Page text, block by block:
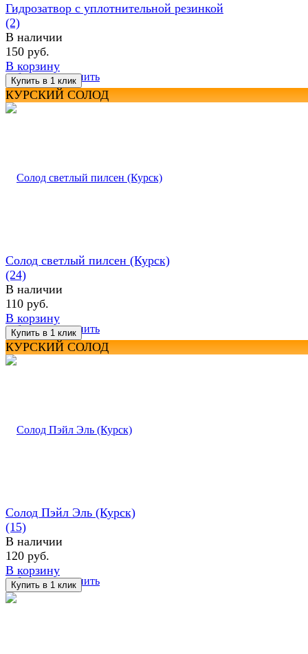
избранное сравнить
Гидрозатвор с уплотнительной резинкой
(2)
В наличии
150 руб.
В корзину
КУРСКИЙ СОЛОД
избранное сравнить
Солод светлый пилсен (Курск)
(24)
В наличии
110 руб.
В корзину
КУРСКИЙ СОЛОД
избранное сравнить
Солод Пэйл Эль (Курск)
(15)
В наличии
120 руб.
В корзину